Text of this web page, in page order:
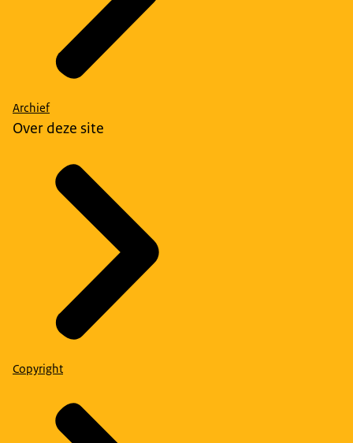
Archief
Over deze site
Copyright